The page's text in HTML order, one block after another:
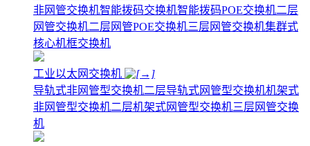
非网管交换机智能拨码交换机智能拨码POE交换机二层
网管交换机二层网管POE交换机三层网管交换机集群式
核心机框交换机
工业以太网交换机
导轨式非网管型交换机二层导轨式网管型交换机机架式
非网管型交换机二层机架式网管型交换机三层网管交换
机